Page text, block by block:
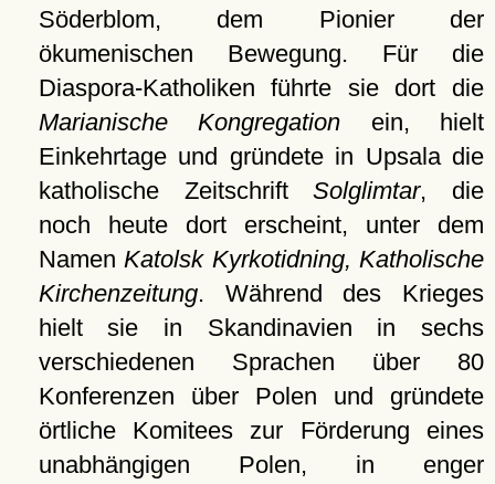
Söderblom, dem Pionier der
ökumenischen Bewegung. Für die
Diaspora-Katholiken führte sie dort die
Marianische Kongregation ein, hielt
Einkehrtage und gründete in Upsala die
katholische ZeitschriftSolglimtar, die
noch heute dort erscheint, unter dem
NamenKatolsk Kyrkotidning, Katholische
Kirchenzeitung. Während des Krieges
hielt sie in Skandinavien in sechs
verschiedenen Sprachen über 80
Konferenzen über Polen und gründete
örtliche Komitees zur Förderung eines
unabhängigen Polen, in enger